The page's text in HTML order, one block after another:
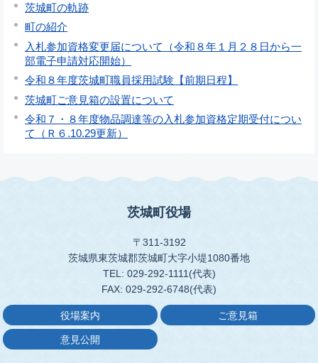
茨城町の軌跡
町の紹介
入札参加資格変更届について（令和８年１月２８日から一
部電子申請対応開始）
令和８年度茨城町職員採用試験【前期日程】
茨城町ご意見箱の設置について
令和７・８年度物品調達等の入札参加資格定期受付につい
て（Ｒ６.10.29更新）
茨城町役場
〒311-3192
茨城県東茨城郡茨城町大字小堤1080番地
TEL: 029-292-1111(代表)
FAX: 029-292-6748(代表)
役場案内 ご意見箱
意見公開